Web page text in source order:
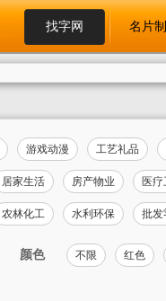
找字网 名片
游戏动漫 工艺礼品
居家生活 房产物业 医
农林化工 水利环保 批发
颜色 不限 红色